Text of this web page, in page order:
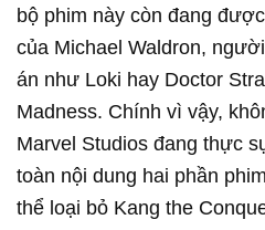
bộ phim này còn đang
của Michael Waldron,
án như Loki hay Doctor
Madness. Chính vì vậy,
Marvel Studios đang thực
toàn nội dung hai phần
thể loại bỏ Kang the